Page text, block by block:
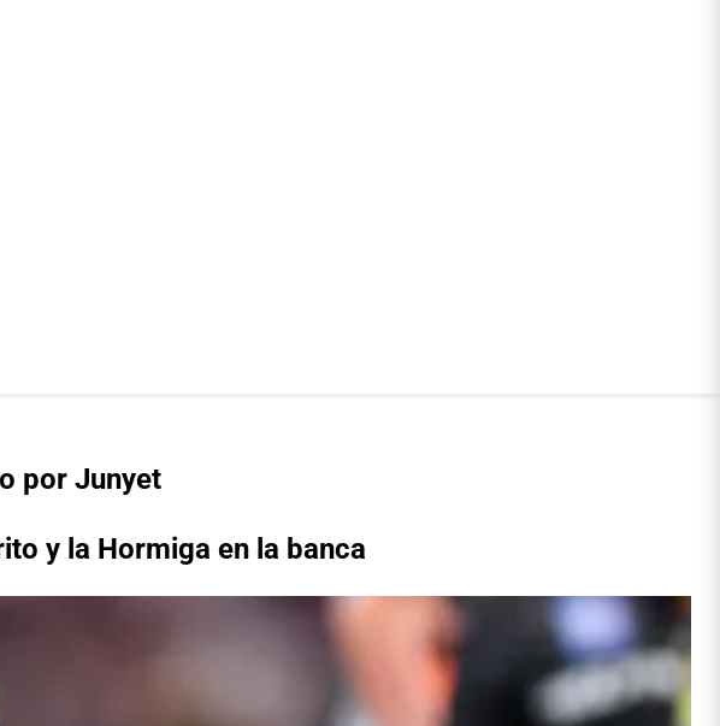
por Junyet
y la Hormiga en la banca